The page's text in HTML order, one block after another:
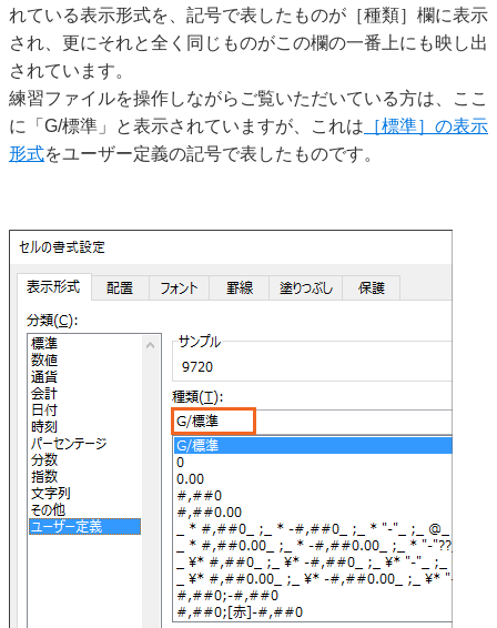
れている表示形式を、記号で表したものが［種類］欄に表示
され、更にそれと全く同じものがこの欄の一番上にも映し出
されています。
練習ファイルを操作しながらご覧いただいている方は、ここ
に「G/標準」と表示されていますが、これは ［標準］の表示
形式をユーザー定義の記号で表したものです。